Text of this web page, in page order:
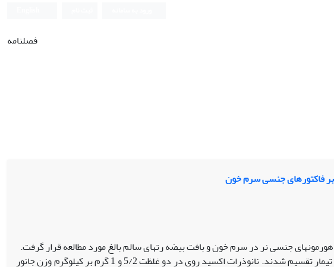
فصلنامه
فاکتورهای جنسی سرم خون
جنسی نر در سرم خون و بافت بیضه رت‏های سالم بالغ مورد مطالعه قرار گرفت.
مواد و روش‌ها: موش‏ها در پنج گروه، شامل یک گروه کنترل و چهار گروه تیمار تقسیم شدند. نانوذرات اکسید روی در دو غلظت 5/2 و 1 گرم بر کیلوگرم وزن جانور